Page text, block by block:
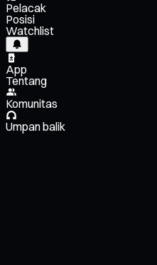
Pelacak
Posisi
Watchlist
App
Tentang
Komunitas
Umpan balik